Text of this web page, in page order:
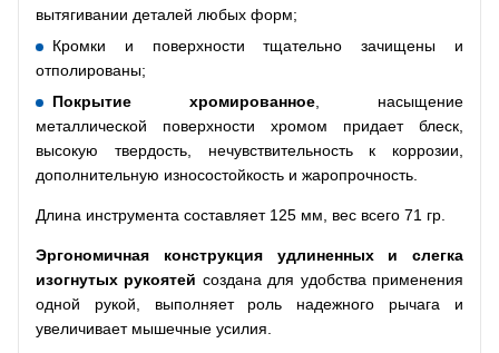
вытягивании деталей любых форм;
Кромки и поверхности тщательно зачищены и
отполированы;
Покрытие хромированное , насыщение
металлической поверхности хромом придает блеск,
высокую твердость, нечувствительность к коррозии,
дополнительную износостойкость и жаропрочность.
Длина инструмента составляет 125 мм, вес всего 71 гр.
Эргономичная конструкция удлиненных и слегка
изогнутых рукоятей создана для удобства применения
одной рукой, выполняет роль надежного рычага и
увеличивает мышечные усилия.